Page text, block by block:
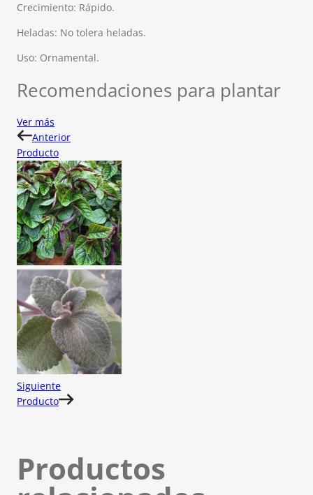
Crecimiento: Rápido.
Heladas: No tolera heladas.
Uso: Ornamental.
Recomendaciones para plantar
Ver más
Anterior
Producto
Siguiente
Producto
Productos